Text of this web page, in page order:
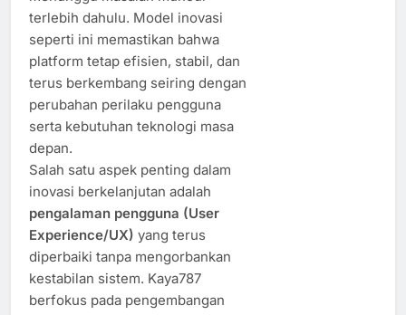
terlebih dahulu. Model inovasi
seperti ini memastikan bahwa
platform tetap efisien, stabil, dan
terus berkembang seiring dengan
perubahan perilaku pengguna
serta kebutuhan teknologi masa
depan.
Salah satu aspek penting dalam
inovasi berkelanjutan adalah
pengalaman pengguna (User
Experience/UX) yang terus
diperbaiki tanpa mengorbankan
kestabilan sistem. Kaya787
berfokus pada pengembangan